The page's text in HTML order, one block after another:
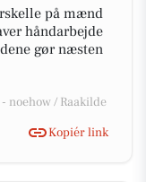
på mænd
håndarbejde
gør næsten
noehow / Raakilde
Kopiér link